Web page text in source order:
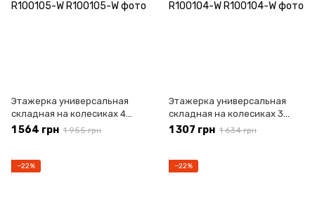
Этажерка универсальная
складная на колесиках 4
яруса 72*33*123см / Стеллаж
1 564 грн 1 955 грн
Этажерка универсальная
складная на колесиках 3
яруса 72*33*87см / Стеллаж
1 307 грн 1 634 грн
−22% −22%